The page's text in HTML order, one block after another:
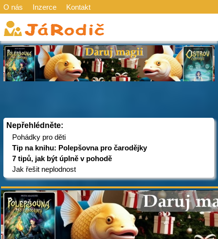
O nás Inzerce Kontakt
Nepřehlédněte:
Pohádky pro děti
Tip na knihu: Polepšovna pro čarodějky
7 tipů, jak být úplně v pohodě
Jak řešit neplodnost